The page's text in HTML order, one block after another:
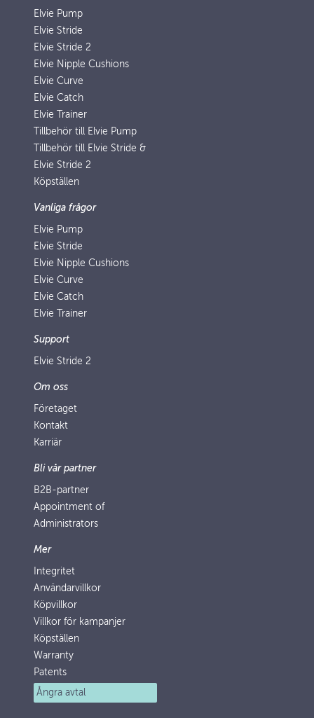
Elvie Pump
Elvie Stride
Elvie Stride 2
Elvie Nipple Cushions
Elvie Curve
Elvie Catch
Elvie Trainer
Tillbehör till Elvie Pump
Tillbehör till Elvie Stride &
Elvie Stride 2
Köpställen
Vanliga frågor
Elvie Pump
Elvie Stride
Elvie Nipple Cushions
Elvie Curve
Elvie Catch
Elvie Trainer
Support
Elvie Stride 2
Om oss
Företaget
Kontakt
Karriär
Bli vår partner
B2B-partner
Appointment of
Administrators
Mer
Integritet
Användarvillkor
Köpvillkor
Villkor för kampanjer
Köpställen
Warranty
Patents
Ångra avtal